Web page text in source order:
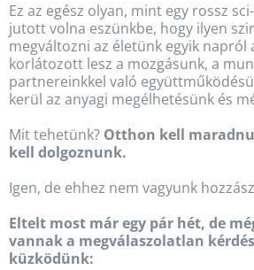
Ez az egész olyan, mint egy rossz
jutott volna eszünkbe, hogy ilyen
megváltozni az életünk egyik napról
korlátozott lesz a mozgásunk, a
partnereinkkel való
kerül az anyagi megélhetésünk és
Mit tehetünk? Otthon kell
kell dolgoznunk.
Igen, de ehhez nem vagyunk
Eltelt most már egy pár hét, de
vannak a megválaszolatlan
küzködünk: